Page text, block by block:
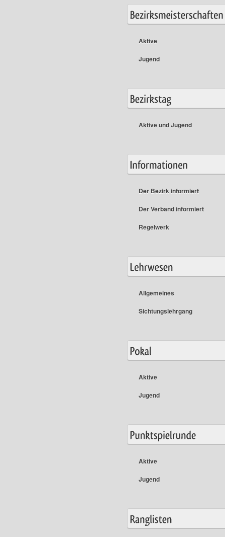
Aktive
Jugend
Aktive und Jugend
Der Bezirk informiert
Der Verband informiert
Regelwerk
Allgemeines
Sichtungslehrgang
Aktive
Jugend
Aktive
Jugend